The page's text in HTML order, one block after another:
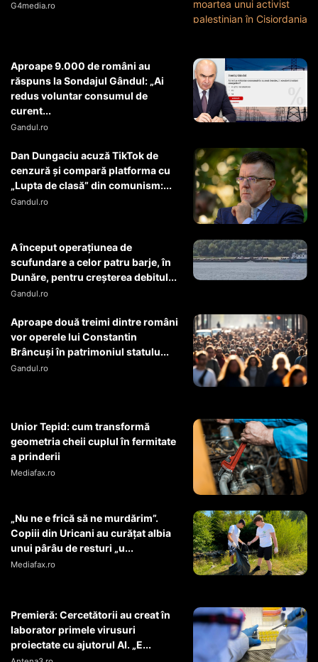
G4media.ro
Aproape 9.000 de români au
răspuns la Sondajul Gândul: „Ai
redus voluntar consumul de
curent...
Gandul.ro
Dan Dungaciu acuză TikTok de
cenzură și compară platforma cu
„Lupta de clasă” din comunism:...
Gandul.ro
A început operaţiunea de
scufundare a celor patru barje, în
Dunăre, pentru creşterea debitul...
Gandul.ro
Aproape două treimi dintre români
vor operele lui Constantin
Brâncuși în patrimoniul statulu...
Gandul.ro
Unior Tepid: cum transformă
geometria cheii cuplul în fermitate
a prinderii
Mediafax.ro
„Nu ne e frică să ne murdărim”.
Copiii din Uricani au curățat albia
unui pârâu de resturi „u...
Mediafax.ro
Premieră: Cercetătorii au creat în
laborator primele virusuri
proiectate cu ajutorul AI. „E...